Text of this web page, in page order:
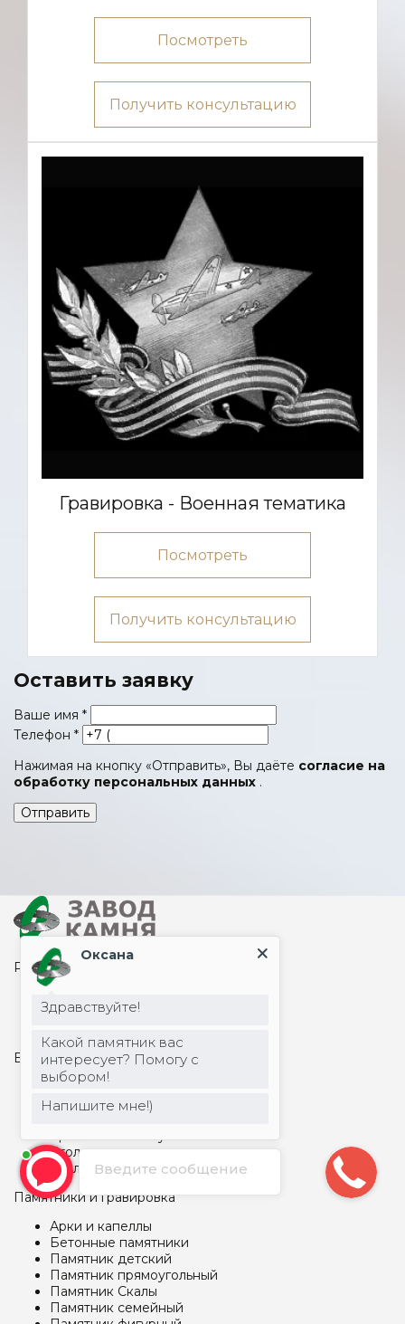
Посмотреть
Получить консультацию
Гравировка - Военная тематика
Посмотреть
Получить консультацию
Оставить заявку
Ваше имя *
Телефон *
Нажимая на кнопку «Отправить», Вы даёте согласие на
обработку персональных данных .
Отправить
Разделы сайта
Карта сайта
Благоустройство захоронений
Вазы
Надгробные плиты на могилу
Цоколь на могилу
Столы и лавки из металла
Столы и лавки из гранита
Памятники и гравировка
Арки и капеллы
Бетонные памятники
Памятник детский
Памятник прямоугольный
Памятник Скалы
Памятник семейный
Введите сообщение
Оксана
Здравствуйте!
Какой памятник вас
интересует? Помогу с
выбором!
Напишите мне!)